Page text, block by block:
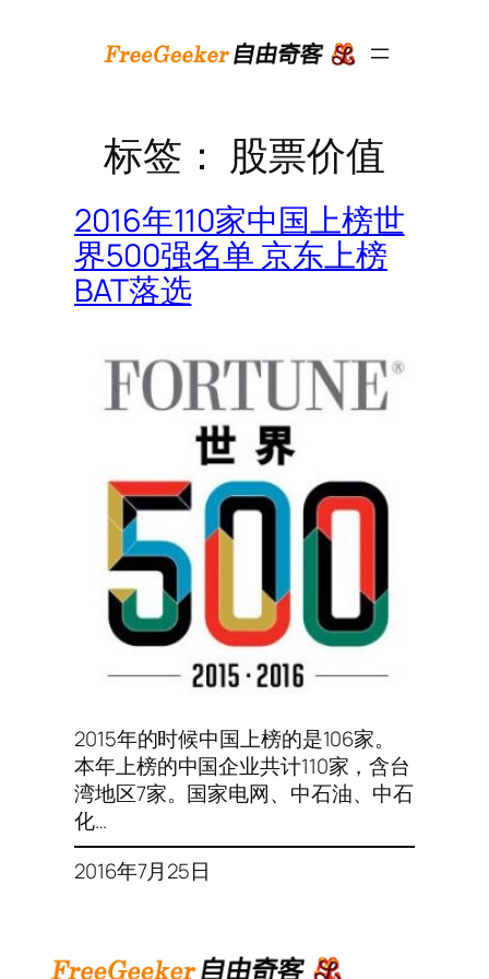
标签： 股票价值
2016年110家中国上榜世
界500强名单 京东上榜
BAT落选
2015年的时候中国上榜的是106家。
本年上榜的中国企业共计110家，含台
湾地区7家。国家电网、中石油、中石
化…
2016年7月25日